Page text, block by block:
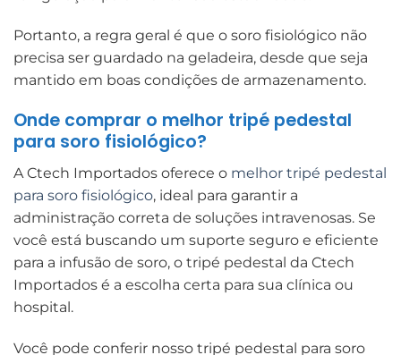
Portanto, a regra geral é que o soro fisiológico não
precisa ser guardado na geladeira, desde que seja
mantido em boas condições de armazenamento.
Onde comprar o melhor tripé pedestal
para soro fisiológico?
A Ctech Importados oferece o melhor tripé pedestal
para soro fisiológico, ideal para garantir a
administração correta de soluções intravenosas. Se
você está buscando um suporte seguro e eficiente
para a infusão de soro, o tripé pedestal da Ctech
Importados é a escolha certa para sua clínica ou
hospital.
Você pode conferir nosso tripé pedestal para soro